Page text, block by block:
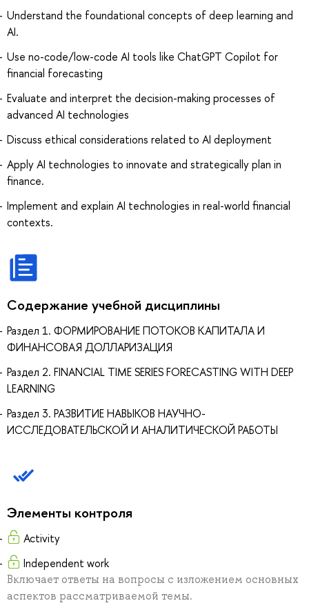
Understand the foundational concepts of deep learning and
AI.
Use no-code/low-code AI tools like ChatGPT Copilot for
financial forecasting
Evaluate and interpret the decision-making processes of
advanced AI technologies
Discuss ethical considerations related to AI deployment
Apply AI technologies to innovate and strategically plan in
finance.
Implement and explain AI technologies in real-world financial
contexts.
Содержание учебной дисциплины
Раздел 1. ФОРМИРОВАНИЕ ПОТОКОВ КАПИТАЛА И
ФИНАНСОВАЯ ДОЛЛАРИЗАЦИЯ
Раздел 2. FINANCIAL TIME SERIES FORECASTING WITH DEEP
LEARNING
Раздел 3. РАЗВИТИЕ НАВЫКОВ НАУЧНО-
ИССЛЕДОВАТЕЛЬСКОЙ И АНАЛИТИЧЕСКОЙ РАБОТЫ
Элементы контроля
Activity
Independent work
Включает ответы на вопросы с изложением основных
аспектов рассматриваемой темы.